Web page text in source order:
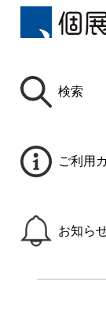
検索
ご利用
お知ら